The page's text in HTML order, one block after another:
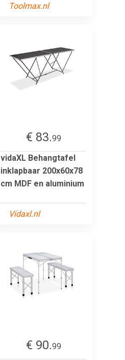
Toolmax.nl
€ 83.99
vidaXL Behangtafel
inklapbaar 200x60x78
cm MDF en aluminium
Vidaxl.nl
€ 90.99